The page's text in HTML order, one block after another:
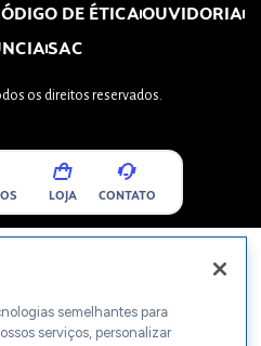
DE ÉTICAOUVIDORIA
SAC
os direitos reservados.
LOJA CONTATO
semelhantes para
serviços, personalizar